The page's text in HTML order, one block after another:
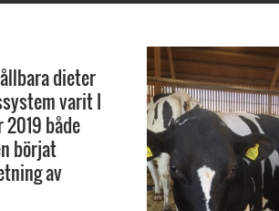
dieter
varit I
både
börjat
av